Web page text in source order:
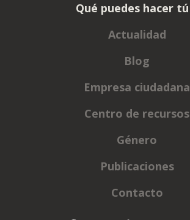
Qué puedes hacer tú
Actualidad
Blog
Empresa ciudadana
Centro de recursos
Género
Publicaciones
Contacto